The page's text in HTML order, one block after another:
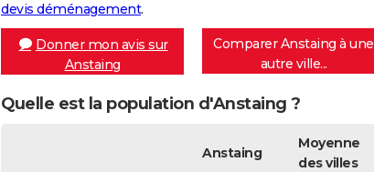
devis déménagement.
Donner mon avis sur
Anstaing
Comparer Anstaing à une
autre ville...
Quelle est la population d'Anstaing ?
Anstaing
Moyenne
des villes